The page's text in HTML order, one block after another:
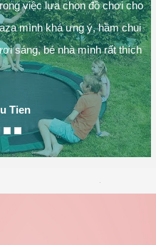
phẩm tại Dochoiplaza.com
CHƠI PHÙ HỢP THEO
khách có thể tìm thấy các
cả
việc lựa chọn đồ chơi cho
sáng, bé nhà mình rất thích